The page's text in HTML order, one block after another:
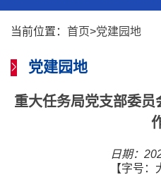
当前位置： 首页>党建园地
党建园地
重大任务局党支部委
日期：
【字号：